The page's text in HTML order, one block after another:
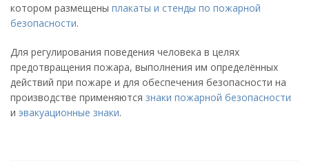
котором размещены плакаты и стенды по пожарной
безопасности.
Для регулирования поведения человека в целях
предотвращения пожара, выполнения им определённых
действий при пожаре и для обеспечения безопасности на
производстве применяются знаки пожарной безопасности
и эвакуационные знаки.